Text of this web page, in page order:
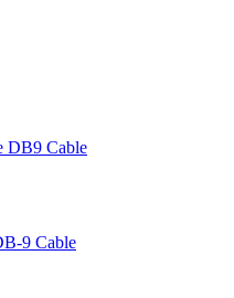
DB9 Cable
9 Cable